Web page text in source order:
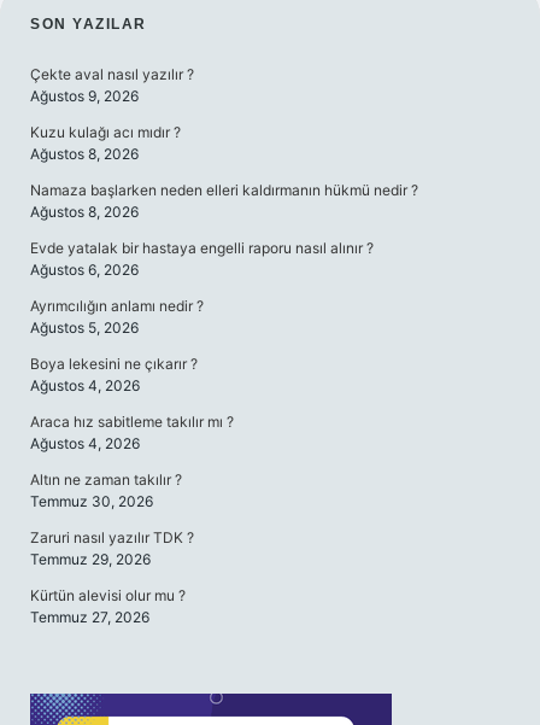
SIDEBAR
SON YAZILAR
Çekte aval nasıl yazılır ?
Ağustos 9, 2026
Kuzu kulağı acı mıdır ?
Ağustos 8, 2026
Namaza başlarken neden elleri kaldırmanın hükmü nedir ?
Ağustos 8, 2026
Evde yatalak bir hastaya engelli raporu nasıl alınır ?
Ağustos 6, 2026
Ayrımcılığın anlamı nedir ?
Ağustos 5, 2026
Boya lekesini ne çıkarır ?
Ağustos 4, 2026
Araca hız sabitleme takılır mı ?
Ağustos 4, 2026
Altın ne zaman takılır ?
Temmuz 30, 2026
Zaruri nasıl yazılır TDK ?
Temmuz 29, 2026
Kürtün alevisi olur mu ?
Temmuz 27, 2026